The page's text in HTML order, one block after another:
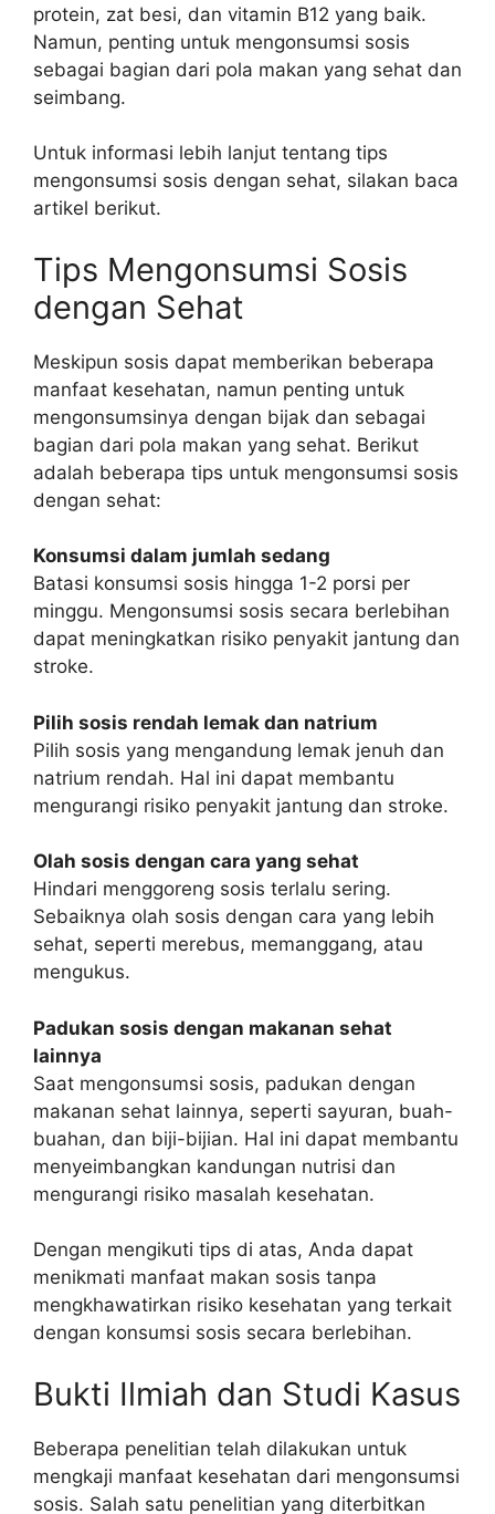
protein, zat besi, dan vitamin B12 yang baik.
Namun, penting untuk mengonsumsi sosis
sebagai bagian dari pola makan yang sehat dan
seimbang.
Untuk informasi lebih lanjut tentang tips
mengonsumsi sosis dengan sehat, silakan baca
artikel berikut.
Tips Mengonsumsi Sosis
dengan Sehat
Meskipun sosis dapat memberikan beberapa
manfaat kesehatan, namun penting untuk
mengonsumsinya dengan bijak dan sebagai
bagian dari pola makan yang sehat. Berikut
adalah beberapa tips untuk mengonsumsi sosis
dengan sehat:
Konsumsi dalam jumlah sedang
Batasi konsumsi sosis hingga 1-2 porsi per
minggu. Mengonsumsi sosis secara berlebihan
dapat meningkatkan risiko penyakit jantung dan
stroke.
Pilih sosis rendah lemak dan natrium
Pilih sosis yang mengandung lemak jenuh dan
natrium rendah. Hal ini dapat membantu
mengurangi risiko penyakit jantung dan stroke.
Olah sosis dengan cara yang sehat
Hindari menggoreng sosis terlalu sering.
Sebaiknya olah sosis dengan cara yang lebih
sehat, seperti merebus, memanggang, atau
mengukus.
Padukan sosis dengan makanan sehat
lainnya
Saat mengonsumsi sosis, padukan dengan
makanan sehat lainnya, seperti sayuran, buah-
buahan, dan biji-bijian. Hal ini dapat membantu
menyeimbangkan kandungan nutrisi dan
mengurangi risiko masalah kesehatan.
Dengan mengikuti tips di atas, Anda dapat
menikmati manfaat makan sosis tanpa
mengkhawatirkan risiko kesehatan yang terkait
dengan konsumsi sosis secara berlebihan.
Bukti Ilmiah dan Studi Kasus
Beberapa penelitian telah dilakukan untuk
mengkaji manfaat kesehatan dari mengonsumsi
sosis. Salah satu penelitian yang diterbitkan